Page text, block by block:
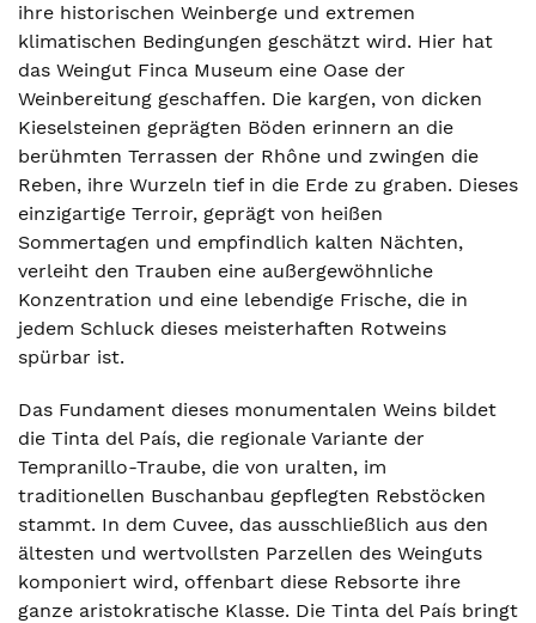
ihre historischen Weinberge und extremen
klimatischen Bedingungen geschätzt wird. Hier hat
das Weingut Finca Museum eine Oase der
Weinbereitung geschaffen. Die kargen, von dicken
Kieselsteinen geprägten Böden erinnern an die
berühmten Terrassen der Rhône und zwingen die
Reben, ihre Wurzeln tief in die Erde zu graben. Dieses
einzigartige Terroir, geprägt von heißen
Sommertagen und empfindlich kalten Nächten,
verleiht den Trauben eine außergewöhnliche
Konzentration und eine lebendige Frische, die in
jedem Schluck dieses meisterhaften Rotweins
spürbar ist.
Das Fundament dieses monumentalen Weins bildet
die Tinta del País, die regionale Variante der
Tempranillo-Traube, die von uralten, im
traditionellen Buschanbau gepflegten Rebstöcken
stammt. In dem Cuvee, das ausschließlich aus den
ältesten und wertvollsten Parzellen des Weinguts
komponiert wird, offenbart diese Rebsorte ihre
ganze aristokratische Klasse. Die Tinta del País bringt